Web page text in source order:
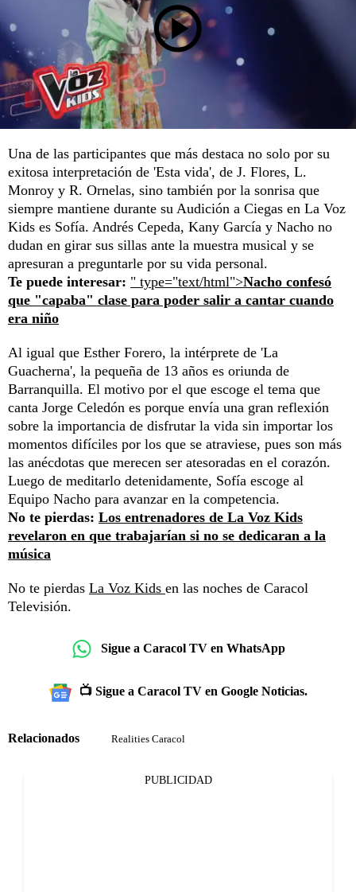
Una de las participantes que más destaca no solo por su
exitosa interpretación de 'Esta vida', de J. Flores, L.
Monroy y R. Ornelas, sino también por la sonrisa que
siempre mantiene durante su Audición a Ciegas en La Voz
Kids es Sofía. Andrés Cepeda, Kany García y Nacho no
dudan en girar sus sillas ante la muestra musical y se
apresuran a preguntarle por su vida personal.
Te puede interesar: " type="text/html">Nacho confesó
que "capaba" clase para poder salir a cantar cuando
era niño
Al igual que Esther Forero, la intérprete de 'La
Guacherna', la pequeña de 13 años es oriunda de
Barranquilla. El motivo por el que escoge el tema que
canta Jorge Celedón es porque envía una gran reflexión
sobre la importancia de disfrutar la vida sin importar los
momentos difíciles por los que se atraviese, pues son más
las anécdotas que merecen ser atesoradas en el corazón.
Luego de meditarlo detenidamente, Sofía escoge al
Equipo Nacho para avanzar en la competencia.
No te pierdas: Los entrenadores de La Voz Kids
revelaron en que trabajarían si no se dedicaran a la
música
No te pierdas La Voz Kids en las noches de Caracol
Televisión.
Sigue a Caracol TV en WhatsApp
📺 Sigue a Caracol TV en Google Noticias.
Relacionados Realities Caracol
PUBLICIDAD